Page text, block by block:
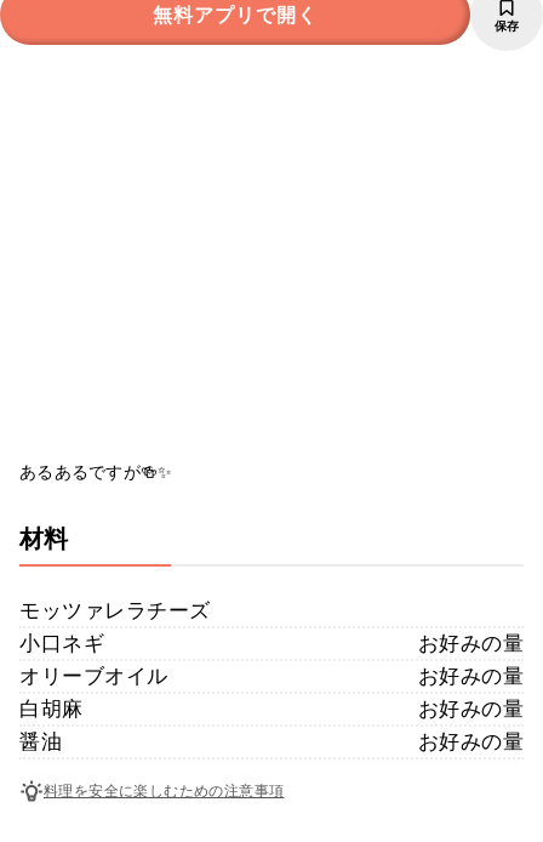
無料アプリで開く 保存
あるあるですが🍻✨
材料
モッツァレラチーズ
小口ネギ
お好みの量
オリーブオイル
お好みの量
白胡麻
お好みの量
醤油
お好みの量
料理を安全に楽しむための注意事項